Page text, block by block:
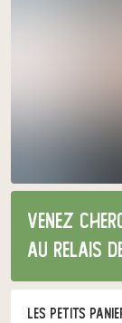
Venez
au relais